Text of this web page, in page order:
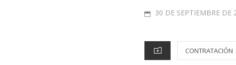
30 DE SEPTIEMBRE DE
CONTRATACIÓN